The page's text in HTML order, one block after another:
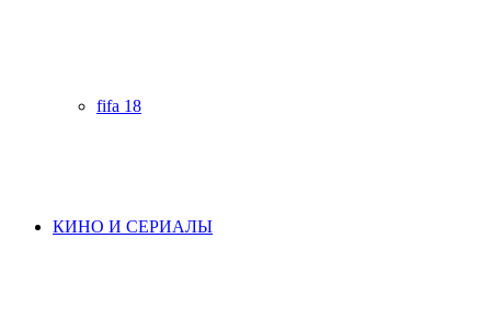
fifa 18
КИНО И СЕРИАЛЫ